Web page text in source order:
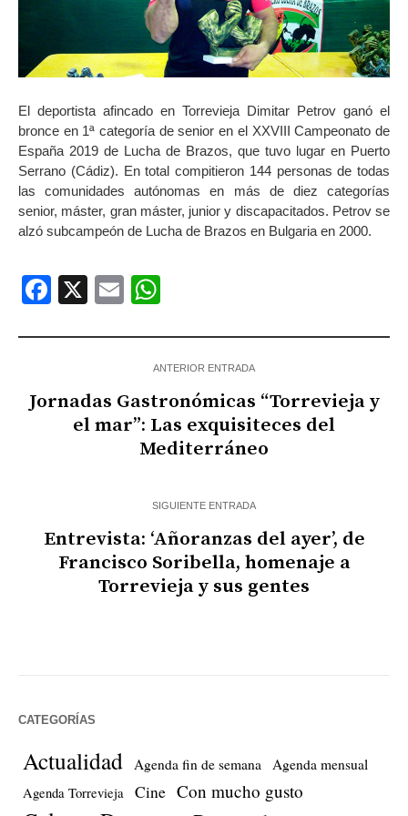
El deportista afincado en Torrevieja Dimitar Petrov ganó el
bronce en 1ª categoría de senior en el XXVIII Campeonato de
España 2019 de Lucha de Brazos, que tuvo lugar en Puerto
Serrano (Cádiz). En total compitieron 144 personas de todas
las comunidades autónomas en más de diez categorías
senior, máster, gran máster, junior y discapacitados. Petrov se
alzó subcampeón de Lucha de Brazos en Bulgaria en 2000.
Facebook
X Email
ANTERIOR ENTRADA
Jornadas Gastronómicas “Torrevieja y
el mar”: Las exquisiteces del
Mediterráneo
SIGUIENTE ENTRADA
Entrevista: ‘Añoranzas del ayer’, de
Francisco Soribella, homenaje a
Torrevieja y sus gentes
CATEGORÍAS
Actualidad Agenda fin de semana Agenda mensual
Agenda Torrevieja Cine Con mucho gusto